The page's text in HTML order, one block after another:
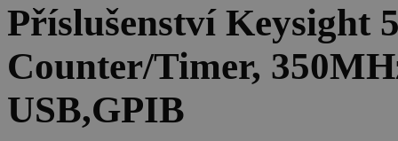
Příslušenství Keysight
Counter/Timer,
USB,GPIB